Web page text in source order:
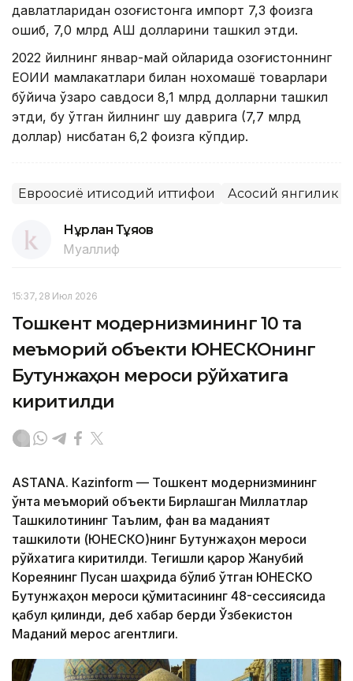
давлатларидан Қозоғистонга импорт 7,3 фоизга
ошиб, 7,0 млрд АҚШ долларини ташкил этди.
2022 йилнинг январ-май ойларида Қозоғистоннинг
ЕОИИ мамлакатлари билан нохомашё товарлари
бўйича ўзаро савдоси 8,1 млрд долларни ташкил
этди, бу ўтган йилнинг шу даврига (7,7 млрд
доллар) нисбатан 6,2 фоизга кўпдир.
Евроосиё иқтисодий иттифоқи Асосий янгилик
Нұрлан Тұяқов
Муаллиф
15:37, 28 Июл 2026
Тошкент модернизмининг 10 та
меъморий объекти ЮНEСКОнинг
Бутунжаҳон мероси рўйхатига
киритилди
ASTANА. Кazinform — Тошкент модернизмининг
ўнта меъморий объекти Бирлашган Миллатлар
Ташкилотининг Таълим, фан ва маданият
ташкилоти (ЮНEСКО)нинг Бутунжаҳон мероси
рўйхатига киритилди. Тегишли қарор Жанубий
Кореянинг Пусан ​​шаҳрида бўлиб ўтган ЮНEСКО
Бутунжаҳон мероси қўмитасининг 48-сессиясида
қабул қилинди, деб хабар берди Ўзбекистон
Маданий мерос агентлиги.